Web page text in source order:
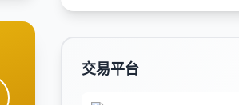
交易平台